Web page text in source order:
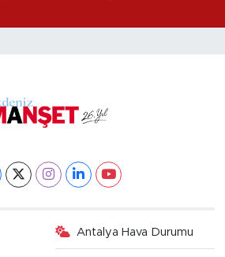
Antalya Hava Durumu